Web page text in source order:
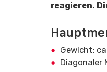
reagieren.
Gewicht:
Diagonaler